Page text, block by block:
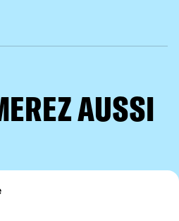
AUSSI